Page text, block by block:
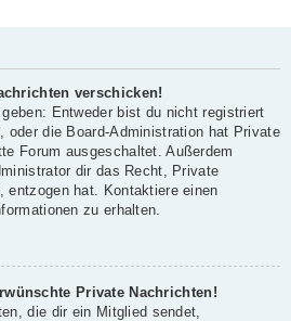
verschicken!
Entweder bist du nicht registriert
oder die Board-Administration hat Private
Forum ausgeschaltet. Außerdem
dir das Recht, Private
entzogen hat. Kontaktiere einen
zu erhalten.
Private Nachrichten!
die dir ein Mitglied sendet,